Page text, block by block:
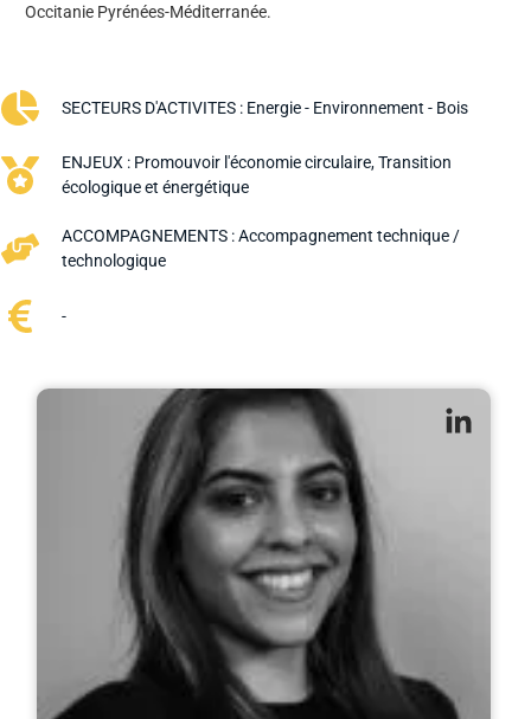
Occitanie Pyrénées-Méditerranée.
SECTEURS D'ACTIVITES : Energie - Environnement - Bois
ENJEUX : Promouvoir l'économie circulaire,Transition
écologique et énergétique
ACCOMPAGNEMENTS :Accompagnement technique /
technologique
-